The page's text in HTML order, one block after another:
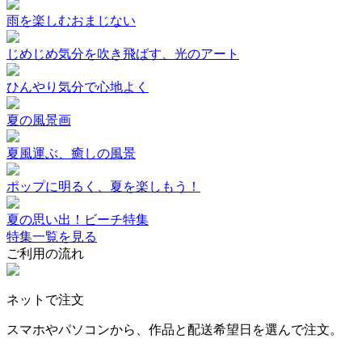
雨を楽しむおまじない
じめじめ気分を吹き飛ばす、光のアート
ひんやり気分で心地よく
夏の風景画
夏風運ぶ、癒しの風景
ポップに明るく、夏を楽しもう！
夏の思い出！ビーチ特集
特集一覧を見る
ご利用の流れ
ネットで注文
スマホやパソコンから、作品と配送希望日を選んで注文。